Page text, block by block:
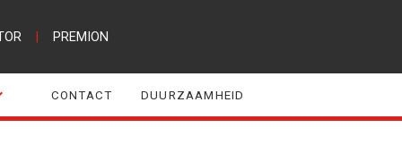
PREMION
CONTACT DUURZAAMHEID